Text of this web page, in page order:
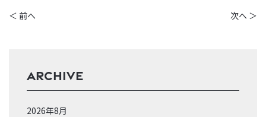
＜ 前へ 次へ ＞
ARCHIVE
2026年8月